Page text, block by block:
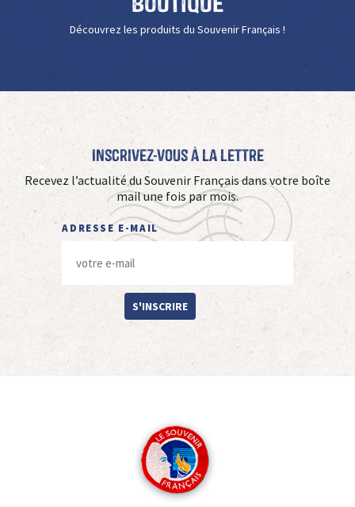
Découvrez les produits du Souvenir Français !
Inscrivez-vous à La Lettre
Recevez l’actualité du Souvenir Français dans votre boîte
mail une fois par mois.
ADRESSE E-MAIL
S'INSCRIRE